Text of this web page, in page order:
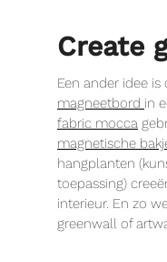
Create
Een ander idee is
magneetbord in
fabric mocca
magnetische
hangplanten
toepassing)
interieur. En zo
greenwall of